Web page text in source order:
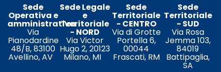
Sede
Operativa e
amministrativa
Via
Pianodardine
48/B, 83100
Avellino, AV
Sede Legale
e
Territoriale
- NORD
Via Victor
Hugo 2, 20123
Milano, MI
Sede
Territoriale
- CENTRO
Via di Grotte
Portella 6,
00044
Frascati, RM
Sede
Territoriale
- SUD
Via Rosa
Jemma 103,
84019
Battipaglia,
SA